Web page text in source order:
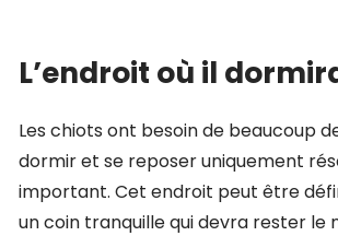
L’endroit où il
Les chiots ont besoin de beaucoup
dormir et se reposer uniquement
important. Cet endroit peut être
un coin tranquille qui devra rester le